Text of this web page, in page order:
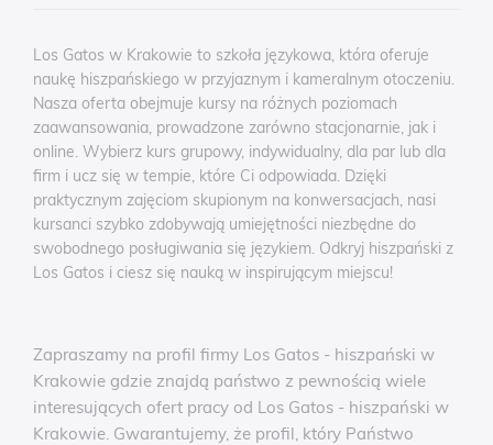
Los Gatos w Krakowie to szkoła językowa, która oferuje
naukę hiszpańskiego w przyjaznym i kameralnym otoczeniu.
Nasza oferta obejmuje kursy na różnych poziomach
zaawansowania, prowadzone zarówno stacjonarnie, jak i
online. Wybierz kurs grupowy, indywidualny, dla par lub dla
firm i ucz się w tempie, które Ci odpowiada. Dzięki
praktycznym zajęciom skupionym na konwersacjach, nasi
kursanci szybko zdobywają umiejętności niezbędne do
swobodnego posługiwania się językiem. Odkryj hiszpański z
Los Gatos i ciesz się nauką w inspirującym miejscu!
Zapraszamy na profil firmy Los Gatos - hiszpański w
Krakowie gdzie znajdą państwo z pewnością wiele
interesujących ofert pracy od Los Gatos - hiszpański w
Krakowie. Gwarantujemy, że profil, który Państwo